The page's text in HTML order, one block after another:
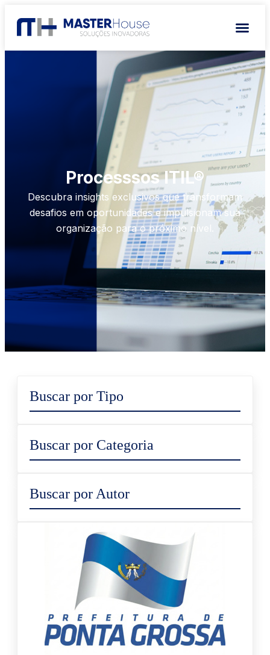
Processsos ITIL®
Descubra insights exclusivos que transformam
desafios em oportunidades e impulsionam sua
organização para o próximo nível.
Buscar por Tipo
Buscar por Categoria
Buscar por Autor